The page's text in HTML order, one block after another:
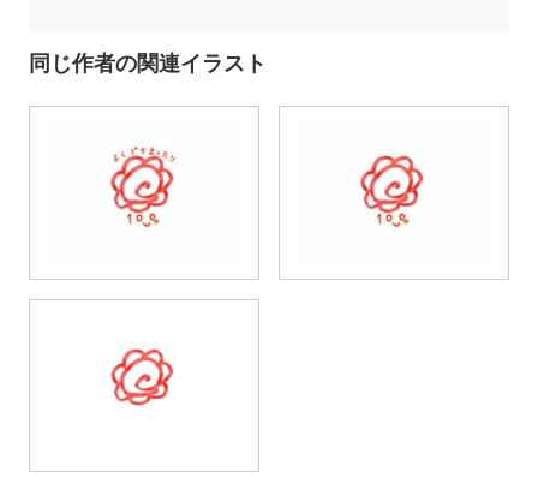
同じ作者の関連イラスト